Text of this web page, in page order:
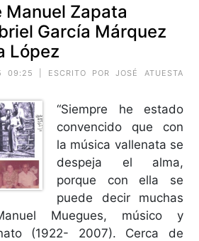
Manuel Zapata
García Márquez
López
09:25 | ESCRITO PORJOSÉ ATUESTA
“Siempre he estado
convencido que con
la música vallenata se
despeja el alma,
porque con ella se
puede decir muchas
Muegues, músico y
(1922- 2007). Cerca de